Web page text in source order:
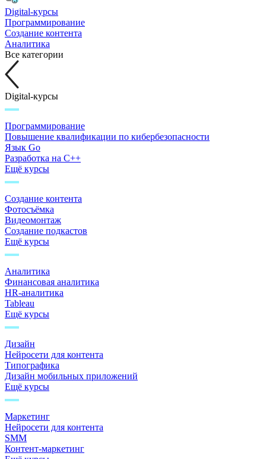
Digital-курсы
Программирование
Создание контента
Аналитика
Все категории
Digital-курсы
Программирование
Повышение квалификации по кибербезопасности
Язык Go
Разработка на C++
Ещё курсы
Создание контента
Фотосъёмка
Видеомонтаж
Создание подкастов
Ещё курсы
Аналитика
Финансовая аналитика
HR-аналитика
Tableau
Ещё курсы
Дизайн
Нейросети для контента
Типографика
Дизайн мобильных приложений
Ещё курсы
Маркетинг
Нейросети для контента
SMM
Контент-маркетинг